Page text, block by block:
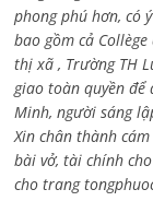
phong phú hơn, có
bao gồm cả
thị xã , Trường TH
giao toàn quyền
Minh, người sáng
Xin chân thành
bài vở, tài chính
cho trang